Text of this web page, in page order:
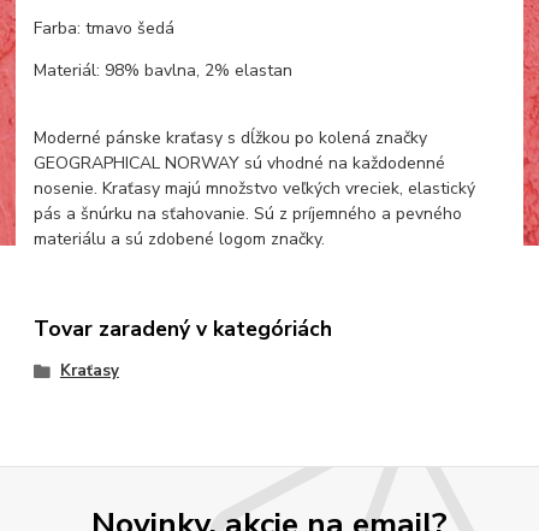
Farba: tmavo šedá
Materiál: 98% bavlna, 2% elastan
Moderné pánske kraťasy s dĺžkou po kolená značky
GEOGRAPHICAL NORWAY sú vhodné na každodenné
nosenie. Kraťasy majú množstvo veľkých vreciek, elastický
pás a šnúrku na sťahovanie. Sú z príjemného a pevného
materiálu a sú zdobené logom značky.
Tovar zaradený v kategóriách
Kraťasy